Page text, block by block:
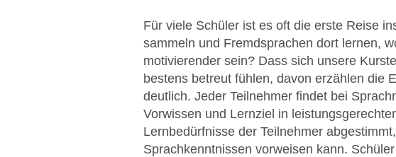
Für viele Schüler ist es oft die erste Reise
sammeln und Fremdsprachen dort lernen,
motivierender sein? Dass sich unsere
bestens betreut fühlen, davon erzählen die
deutlich. Jeder Teilnehmer findet bei
Vorwissen und Lernziel in
Lernbedürfnisse der Teilnehmer
Sprachkenntnissen vorweisen kann.